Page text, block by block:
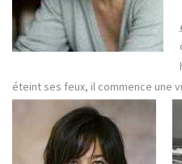
éteint ses feux, il commence une